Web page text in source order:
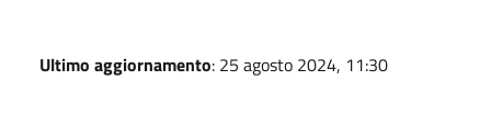
Ultimo aggiornamento: 25 agosto 2024, 11:30